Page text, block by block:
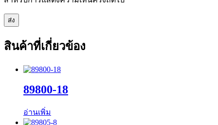
สินค้าที่เกี่ยวข้อง
89800-18
อ่านเพิ่ม